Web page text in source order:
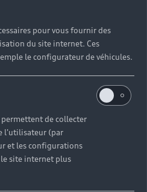
Audi et respectent
Audi Service, vous
de votre assistance
pour 2 ans ou 30 000
pour vous fournir des
du site internet. Ces
le configurateur de véhicules.
de collecter
l'utilisateur (par
et les configurations
site internet plus